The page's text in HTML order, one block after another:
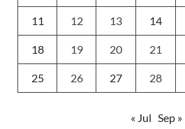
11 12 13 14
18 19 20 21
25 26 27 28
« Jul Sep »